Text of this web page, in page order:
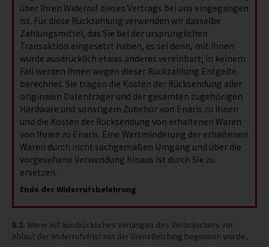
über Ihren Widerruf dieses Vertrags bei uns eingegangen
ist. Für diese Rückzahlung verwenden wir dasselbe
Zahlungsmittel, das Sie bei der ursprünglichen
Transaktion eingesetzt haben, es sei denn, mit Ihnen
wurde ausdrücklich etwas anderes vereinbart; in keinem
Fall werden Ihnen wegen dieser Rückzahlung Entgelte
berechnet. Sie tragen die Kosten der Rücksendung aller
originalen Datenträger und der gesamten zugehörigen
Hardware und sonstigem Zubehör von Enaris zu Ihnen
und die Kosten der Rücksendung von erhaltenen Waren
von Ihnen zu Enaris. Eine Wertminderung der erhaltenen
Waren durch nicht sachgemäßen Umgang und über die
vorgesehene Verwendung hinaus ist durch Sie zu
ersetzen.
Ende der Widerrufsbelehrung
5.2. Wenn auf ausdrückliches Verlangen des Verbrauchers vor
Ablauf der Widerrufsfrist mit der Dienstleistung begonnen wurde,